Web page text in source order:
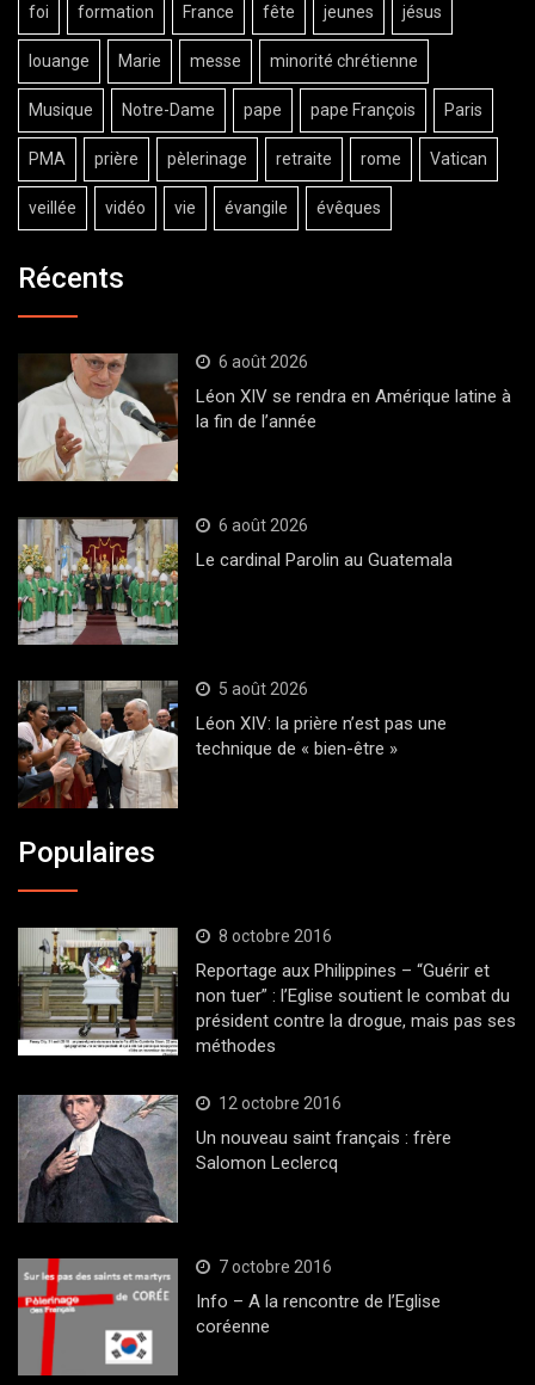
foi formation France fête jeunes jésus
louange Marie messe minorité chrétienne
Musique Notre-Dame pape pape François Paris
PMA prière pèlerinage retraite rome Vatican
veillée vidéo vie évangile évêques
Récents
6 août 2026
Léon XIV se rendra en Amérique latine à
la fin de l’année
6 août 2026
Le cardinal Parolin au Guatemala
5 août 2026
Léon XIV: la prière n’est pas une
technique de « bien-être »
Populaires
8 octobre 2016
Reportage aux Philippines – “Guérir et
non tuer” : l’Eglise soutient le combat du
président contre la drogue, mais pas ses
méthodes
12 octobre 2016
Un nouveau saint français : frère
Salomon Leclercq
7 octobre 2016
Info – A la rencontre de l’Eglise
coréenne